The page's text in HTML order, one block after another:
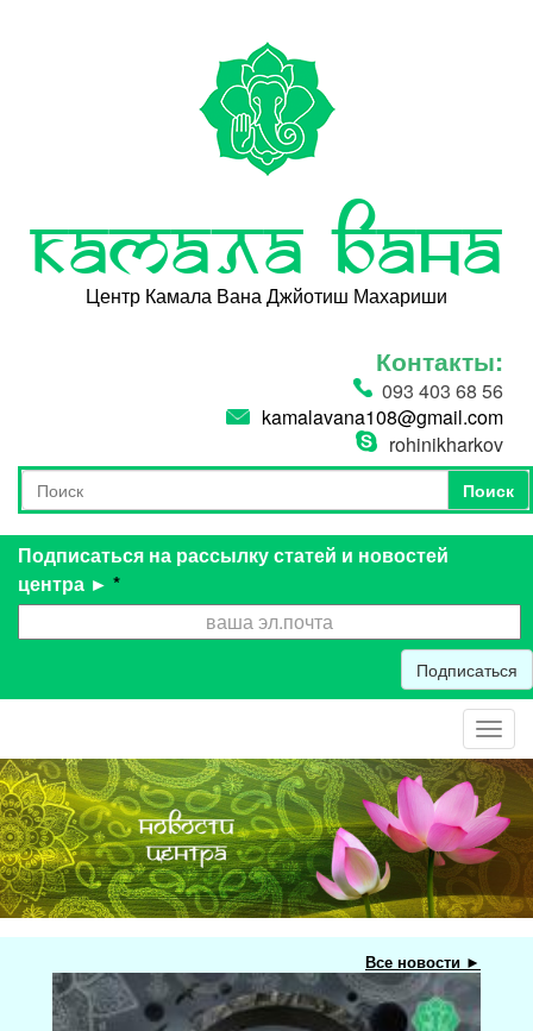
Камала Вана
Центр Камала Вана Джйотиш Махариши
Контакты:
093 403 68 56
kamalavana108@gmail.com
rohinikharkov
Форма поиска
Поиск
Поиск
Подписаться на рассылку статей и новостей
центра ► *
Подписаться
Все новости ►